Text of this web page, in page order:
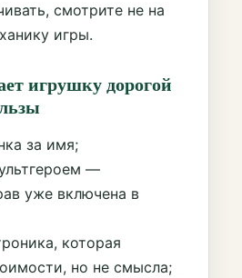
смотрите не на
игры.
игрушку дорогой
за имя;
—
уже включена в
которая
но не смысла;